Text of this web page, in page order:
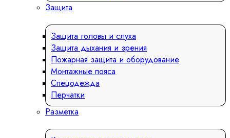
Защита
Защита головы и слуха
Защита дыхания и зрения
Пожарная защита и оборудование
Монтажные пояса
Спецодежда
Перчатки
Разметка